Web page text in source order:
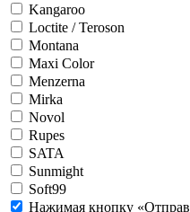
Kangaroo
Loctite / Teroson
Montana
Maxi Color
Menzerna
Mirka
Novol
Rupes
SATA
Sunmight
Soft99
Нажимая кнопку